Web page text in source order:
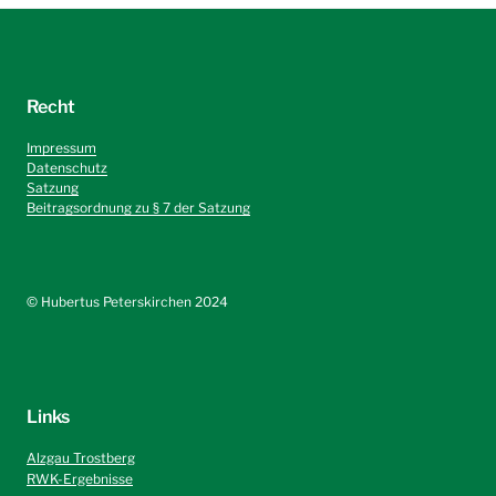
Recht
Impressum
Datenschutz
Satzung
Beitragsordnung zu § 7 der Satzung
©️ Hubertus Peterskirchen 2024
Links
Alzgau Trostberg
RWK-Ergebnisse